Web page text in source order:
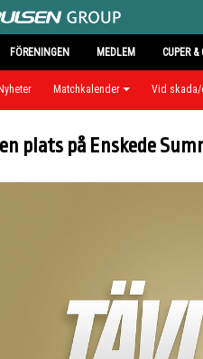
FÖRENINGEN MEDLEM CUPER &
Nyheter Matchkalender Vid skada/
plats på Enskede